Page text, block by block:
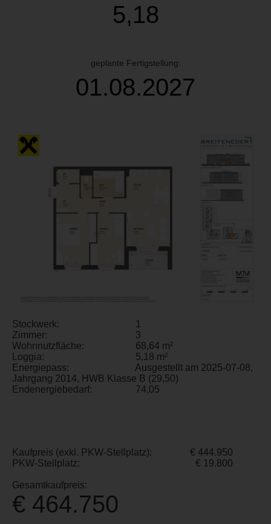
5,18
geplante Fertigstellung:
01.08.2027
Stockwerk:
1
Zimmer:
3
Wohnnutzfläche:
68,64 m²
Loggia:
5,18 m²
Energiepass:
Ausgestellt am 2025-07-08,
Jahrgang 2014, HWB Klasse B (29,50)
Endenergiebedarf:
74,05
Kaufpreis (exkl. PKW-Stellplatz):
€ 444.950
PKW-Stellplatz:
€ 19.800
Gesamtkaufpreis:
€ 464.750